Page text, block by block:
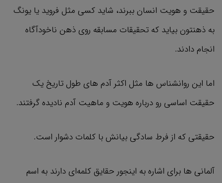
حقیقت و هویت انسان ببرند، شاید کسی مثل فروید یا یونگ
به ذهنتون بیاید که تحقیقات مسابقه روی ذهن ناخودآگاه
انجام دادند.
اما این روانشناس ها مثل اکثر آدم های طول تاریخ یک
حقیقت اساسی رو درباره هویت و ماهیت آدم نادیده گرفتند.
حقیقتی که از فرط سادگی بیانش با کلمات دشوار است.
آلمانی ها برای اشاره به اینجور حقایق کلمه‌ای دارند به اسم